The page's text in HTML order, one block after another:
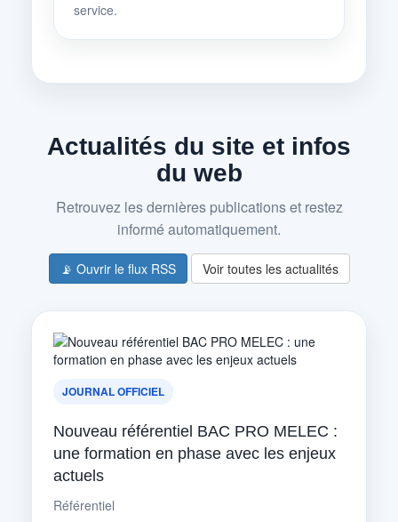
service.
Actualités du site et infos
du web
Retrouvez les dernières publications et restez
informé automatiquement.
📡 Ouvrir le flux RSS Voir toutes les actualités
JOURNAL OFFICIEL
Nouveau référentiel BAC PRO MELEC :
une formation en phase avec les enjeux
actuels
Référentiel